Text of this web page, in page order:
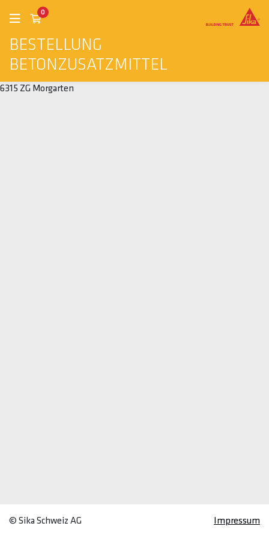
BESTELLUNG
BETONZUSATZMITTEL
0
6315 ZG Morgarten
© Sika Schweiz AG Impressum